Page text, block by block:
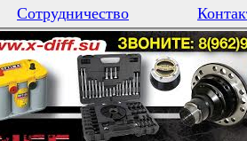
Сотрудничество